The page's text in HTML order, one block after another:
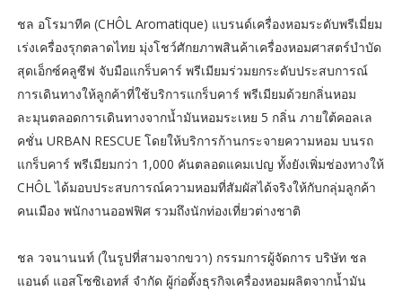
ชล อโรมาทีค (CHÔL Aromatique) แบรนด์เครื่องหอมระดับพรีเมี่ยม
เร่งเครื่องรุกตลาดไทย มุ่งโชว์ศักยภาพสินค้าเครื่องหอมศาสตร์บำบัด
สุดเอ็กซ์คลูซีฟ จับมือแกร็บคาร์ พรีเมียมร่วมยกระดับประสบการณ์
การเดินทางให้ลูกค้าที่ใช้บริการแกร็บคาร์ พรีเมียมด้วยกลิ่นหอม
ละมุนตลอดการเดินทางจากน้ำมันหอมระเหย 5 กลิ่น ภายใต้คอลเล
คชั่น URBAN RESCUE โดยให้บริการก้านกระจายความหอม บนรถ
แกร็บคาร์ พรีเมียมกว่า 1,000 คันตลอดแคมเปญ ทั้งยังเพิ่มช่องทางให้
CHÔL ได้มอบประสบการณ์ความหอมที่สัมผัสได้จริงให้กับกลุ่มลูกค้า
คนเมือง พนักงานออฟฟิศ รวมถึงนักท่องเที่ยวต่างชาติ
ชล วจนานนท์ (ในรูปที่สามจากขวา) กรรมการผู้จัดการ บริษัท ชล
แอนด์ แอสโซซิเอทส์ จำกัด ผู้ก่อตั้งธุรกิจเครื่องหอมผลิตจากน้ำมัน